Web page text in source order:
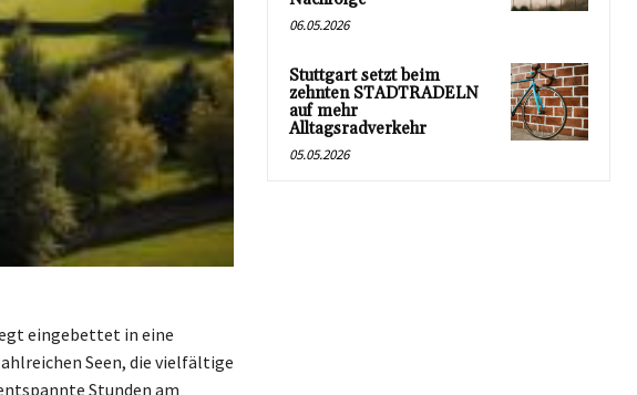
eingebettet in eine
Seen, die vielfältige
Stunden am
06.05.2026
Stuttgart setzt beim
zehnten STADTRADELN
auf mehr
Alltagsradverkehr
05.05.2026